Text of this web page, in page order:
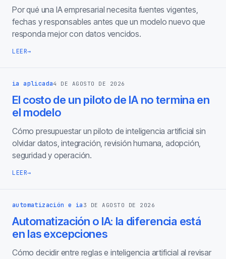
Por qué una IA empresarial necesita fuentes vigentes,
fechas y responsables antes que un modelo nuevo que
responda mejor con datos vencidos.
LEER→
ia aplicada4 DE AGOSTO DE 2026
El costo de un piloto de IA no termina en
el modelo
Cómo presupuestar un piloto de inteligencia artificial sin
olvidar datos, integración, revisión humana, adopción,
seguridad y operación.
LEER→
automatización e ia 3 DE AGOSTO DE 2026
Automatización o IA: la diferencia está
en las excepciones
Cómo decidir entre reglas e inteligencia artificial al revisar